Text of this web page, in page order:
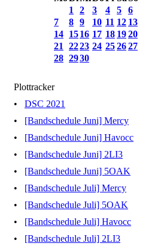
1
2 3 4 5
6
7
8 9 10 11 12 13
14 1516 17 18 1920
21
2223 24 252627
28 2930
Plottracker
• DSC 2021
• [Bandschedule Juni] Mercy
• [Bandschedule Juni] Havocc
• [Bandschedule Juni] 2LI3
• [Bandschedule Juni] 5OAK
• [Bandschedule Juli] Mercy
• [Bandschedule Juli] 5OAK
• [Bandschedule Juli] Havocc
• [Bandschedule Juli] 2LI3